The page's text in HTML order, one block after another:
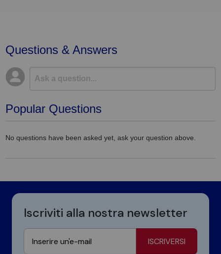
Questions & Answers
Popular Questions
No questions have been asked yet, ask your question above.
Iscriviti alla nostra newsletter
ISCRIVERSI